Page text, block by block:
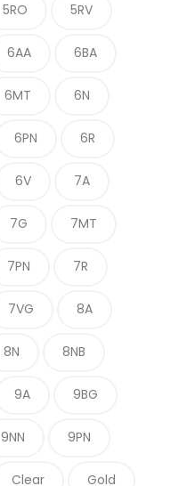
5RO 5RV
6AA 6BA
6MT 6N
6PN 6R
6V 7A
7G 7MT
7PN 7R
7VG 8A
8N 8NB
9A 9BG
9NN 9PN
Clear Gold